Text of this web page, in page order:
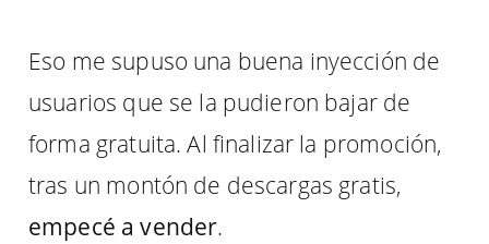
Eso me supuso una buena inyección de
usuarios que se la pudieron bajar de
forma gratuita. Al finalizar la promoción,
tras un montón de descargas gratis,
empecé a vender.